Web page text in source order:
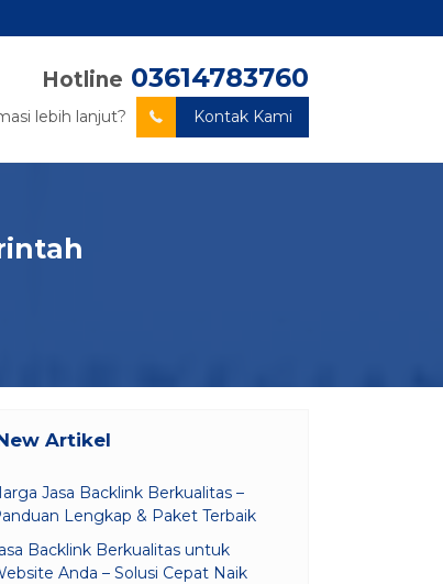
Hotline 03614783760
lebih lanjut? Kontak Kami
Artikel
Jasa Backlink Berkualitas –
Lengkap & Paket Terbaik
Backlink Berkualitas untuk
Anda – Solusi Cepat Naik